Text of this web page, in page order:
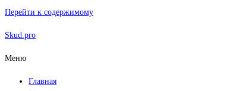
Перейти к содержимому
Skud.pro
Меню
Главная